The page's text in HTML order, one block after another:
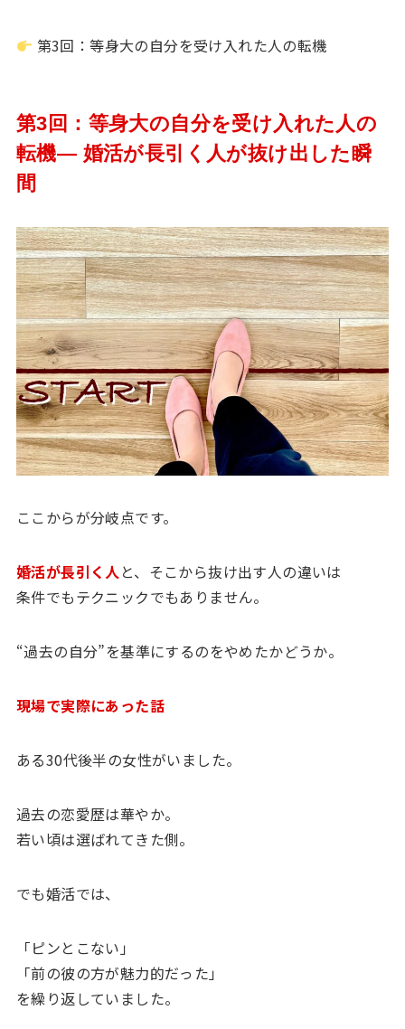
第3回：等身大の自分を受け入れた人の転機
第3回：等身大の自分を受け入れた人の
転機― 婚活が長引く人が抜け出した瞬
間
ここからが分岐点です。
婚活が長引く人と、そこから抜け出す人の違いは
条件でもテクニックでもありません。
“過去の自分”を基準にするのをやめたかどうか。
現場で実際にあった話
ある30代後半の女性がいました。
過去の恋愛歴は華やか。
若い頃は選ばれてきた側。
でも婚活では、
「ピンとこない」
「前の彼の方が魅力的だった」
を繰り返していました。